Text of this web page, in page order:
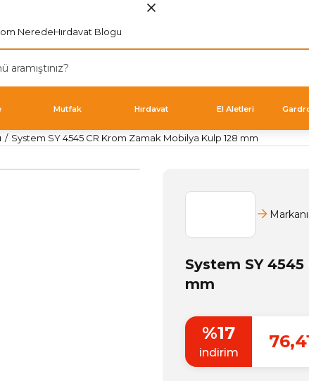
NeredeHırdavat Blogu
Mutfak Hırdavat El Aletleri
System SY 4545 CR Krom Zamak Mobilya Kulp 128 mm
System SY
mm
%17
indirim